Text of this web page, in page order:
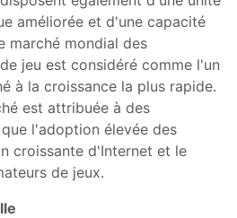
améliorée et d'une capacité
marché mondial des
jeu est considéré comme l'un
à la croissance la plus rapide.
est attribuée à des
l'adoption élevée des
croissante d'Internet et le
de jeux.